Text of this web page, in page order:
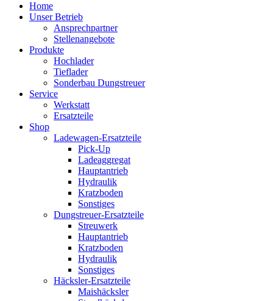
Home
Unser Betrieb
Ansprechpartner
Stellenangebote
Produkte
Hochlader
Tieflader
Sonderbau Dungstreuer
Service
Werkstatt
Ersatzteile
Shop
Ladewagen-Ersatzteile
Pick-Up
Ladeaggregat
Hauptantrieb
Hydraulik
Kratzboden
Sonstiges
Dungstreuer-Ersatzteile
Streuwerk
Hauptantrieb
Kratzboden
Hydraulik
Sonstiges
Häcksler-Ersatzteile
Maishäcksler